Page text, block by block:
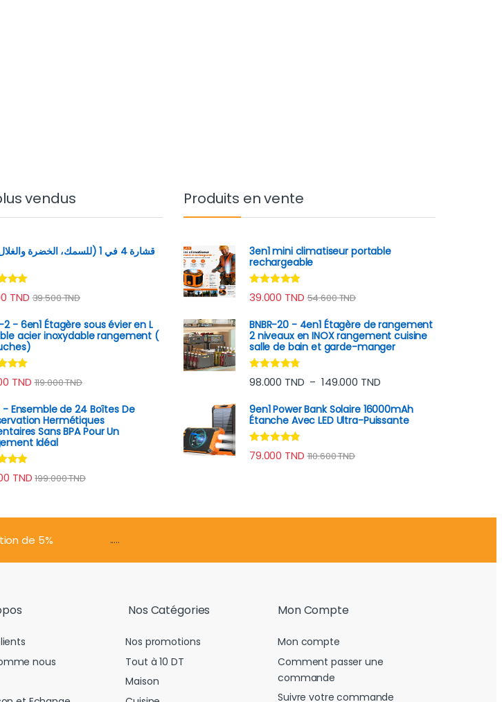
vendus
TND 39.500TND
2 - 6en1 Étagère sous évier en L
acier inoxydable rangement (
TND 119.000TND
- Ensemble de 24 Boîtes De
Hermétiques
Sans BPA Pour Un
Idéal
TND 199.000TND
Produits en vente
3en1 mini climatiseur portable
rechargeable
Note4.75
sur 5
39.000 TND 54.600TND
BNBR-20 - 4en1 Étagère de rangement
2 niveaux en INOX rangement cuisine
salle de bain et garde-manger
Note4.60
sur 5
98.000 TND – 149.000 TNDPlage de prix : 98.000
9en1 Power Bank Solaire 16000mAh
Étanche Avec LED Ultra-Puissante
Note4.70
sur 5
79.000 TND 110.600TND
de 5% .....
nous
Nos Catégories
Nos promotions
Tout à 10 DT
Maison
Mon Compte
Mon compte
Comment passer une
commande
Suivre votre commande